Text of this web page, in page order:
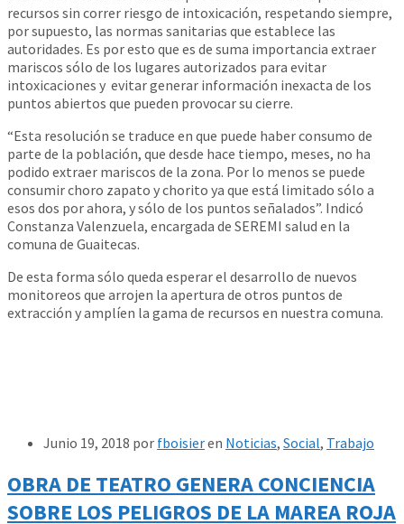
recursos sin correr riesgo de intoxicación, respetando siempre,
por supuesto, las normas sanitarias que establece las
autoridades. Es por esto que es de suma importancia extraer
mariscos sólo de los lugares autorizados para evitar
intoxicaciones y evitar generar información inexacta de los
puntos abiertos que pueden provocar su cierre.
“Esta resolución se traduce en que puede haber consumo de
parte de la población, que desde hace tiempo, meses, no ha
podido extraer mariscos de la zona. Por lo menos se puede
consumir choro zapato y chorito ya que está limitado sólo a
esos dos por ahora, y sólo de los puntos señalados”. Indicó
Constanza Valenzuela, encargada de SEREMI salud en la
comuna de Guaitecas.
De esta forma sólo queda esperar el desarrollo de nuevos
monitoreos que arrojen la apertura de otros puntos de
extracción y amplíen la gama de recursos en nuestra comuna.
Junio 19, 2018 por fboisieren Noticias, Social, Trabajo
OBRA DE TEATRO GENERA CONCIENCIA
SOBRE LOS PELIGROS DE LA MAREA ROJA